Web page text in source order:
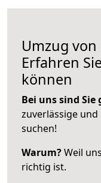
Umzug
Erfahren
können
Bei uns sind
zuverlässige
suchen!
Warum?Weil
richtig ist.